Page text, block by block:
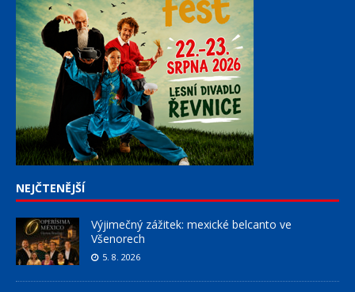
NEJČTENĚJŠÍ
Výjimečný zážitek: mexické belcanto ve
Všenorech
5. 8. 2026